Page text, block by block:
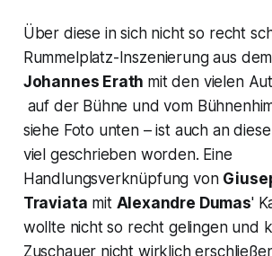
Über diese in sich nicht so recht
Rummelplatz-Inszenierung aus
Johannes Erath mit den vielen
auf der Bühne und vom
siehe Foto unten – ist auch an
viel geschrieben worden. Eine
Handlungsverknüpfung von
Traviata mit Alexandre Dumas'
wollte nicht so recht gelingen und
Zuschauer nicht wirklich